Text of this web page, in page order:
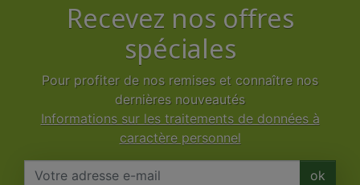
Recevez nos offres
spéciales
Pour profiter de nos remises et connaître nos
dernières nouveautés
Informations sur les traitements de données à
caractère personnel
ok